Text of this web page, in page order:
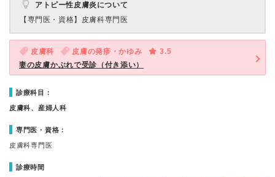
アトピー性皮膚炎について
【専門医・資格】 皮膚科専門医
皮膚科 皮膚の発疹・かゆみ
3.5
妻の皮膚かぶれで受診（付き添い）
診療科目：
皮膚科、産婦人科
専門医・資格：
皮膚科専門医
診療時間